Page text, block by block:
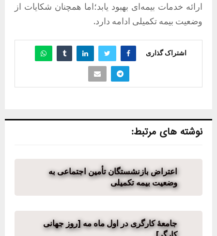
ارائه خدمات بیمه‌ای بهبود یابد؛اما همچنان شکایات از
وضعیت بیمه تکمیلی ادامه دارد.
اشتراک گذاری
نوشته های مرتبط:
اعتراض بازنشستگان تأمین اجتماعی به
وضعیت بیمه تکمیلی
جامعهٔ کارگری در اول ماه مه [روز جهانی